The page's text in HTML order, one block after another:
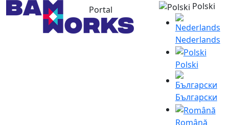
Portal Polski
Nederlands
Polski
Български
Română